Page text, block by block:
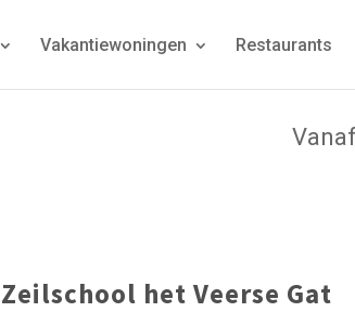
Vakantiewoningen Restaurants
Zeilschool het Veerse Gat